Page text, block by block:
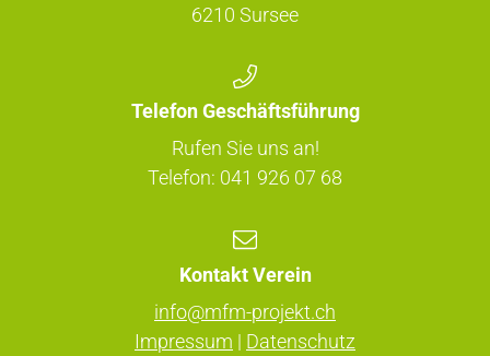
6210 Sursee
Telefon Geschäftsführung
Rufen Sie uns an!
Telefon: 041 926 07 68
Kontakt Verein
info@mfm-projekt.ch
Impressum | Datenschutz